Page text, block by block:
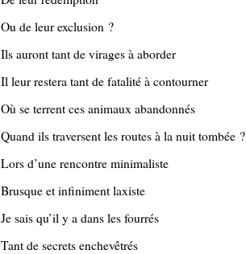
Ou de leur exclusion ?
Ils auront tant de virages à aborder
Il leur restera tant de fatalité à contourner
Où se terrent ces animaux abandonnés
Quand ils traversent les routes à la nuit tombée ?
Lors d’une rencontre minimaliste
Brusque et infiniment laxiste
Je sais qu’il y a dans les fourrés
Tant de secrets enchevêtrés